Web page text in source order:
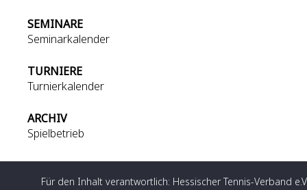
SEMINARE
Seminarkalender
TURNIERE
Turnierkalender
ARCHIV
Spielbetrieb
Für den Inhalt verantwortlich: Hessischer Tennis-Verband